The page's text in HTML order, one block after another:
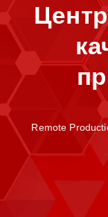
Remote